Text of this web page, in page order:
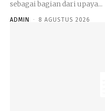
sebagai bagian dari upaya...
ADMIN - 8 AGUSTUS 2026